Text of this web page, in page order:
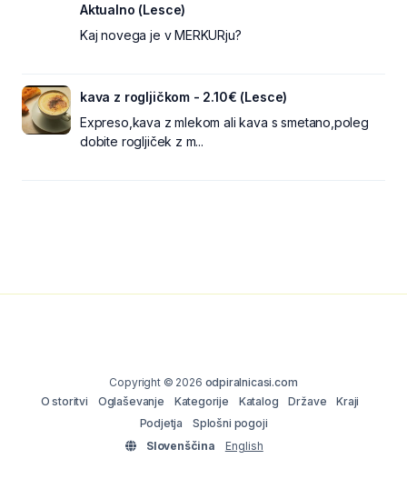
Aktualno (Lesce)
Kaj novega je v MERKURju?
kava z rogljičkom - 2.10€ (Lesce)
Expreso,kava z mlekom ali kava s smetano,poleg
dobite rogljiček z m...
Copyright © 2026 odpiralnicasi.com
O storitvi
Oglaševanje Kategorije Katalog Države
Kraji
Podjetja
Splošni pogoji
Slovenščina
English